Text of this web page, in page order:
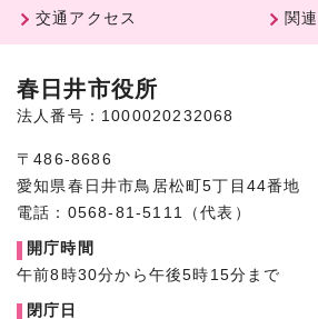
交通アクセス
関
春日井市役所
法人番号：1000020232068
〒486-8686
愛知県春日井市鳥居松町5丁目44番地
電話：0568-81-5111（代表）
開庁時間
午前8時30分から午後5時15分まで
閉庁日